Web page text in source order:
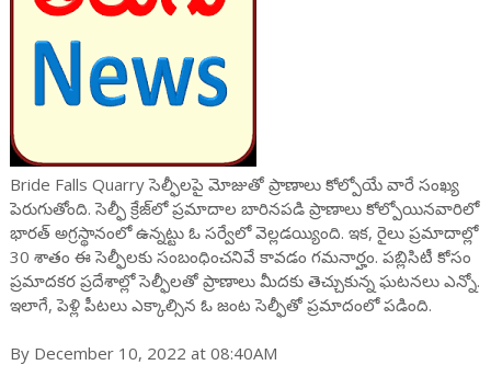
Bride Falls Quarry సెల్ఫీలపై మోజుతో ప్రాణాలు కోల్పోయే వారే సంఖ్య
పెరుగుతోంది. సెల్ఫీ క్రేజ్‌లో ప్రమాదాల బారినపడి ప్రాణాలు కోల్పోయినవారిలో
భారత్ అగ్రస్థానంలో ఉన్నట్టు ఓ సర్వేలో వెల్లడయ్యింది. ఇక, రైలు ప్రమాదాల్లో
30 శాతం ఈ సెల్ఫీలకు సంబంధించనివే కావడం గమనార్హం. పబ్లిసిటీ కోసం
ప్రమాదకర ప్రదేశాల్లో సెల్ఫీలతో ప్రాణాలు మీదకు తెచ్చుకున్న ఘటనలు ఎన్నో.
ఇలాగే, పెళ్లి పీటలు ఎక్కాల్సిన ఓ జంట సెల్ఫీతో ప్రమాదంలో పడింది.
By December 10, 2022 at 08:40AM